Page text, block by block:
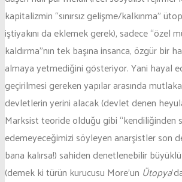
kapitalizmin “sınırsız gelişme/kalkınma”
iştiyakını da eklemek gerek), sadece “özel
kaldırma”nın tek başına insanca, özgür bir
almaya yetmediğini gösteriyor. Yani hayal
geçirilmesi gereken yapılar arasında
devletlerin yerini alacak (devlet denen
Marksist teoride olduğu gibi “kendiliğinden
edemeyeceğimizi söyleyen anarşistler son
bana kalırsa!) sahiden denetlenebilir
(demek ki türün kurucusu More’un Ütopya